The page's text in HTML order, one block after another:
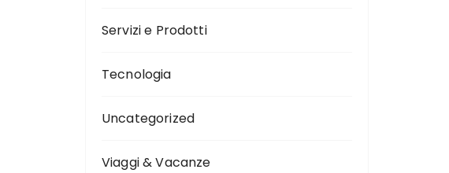
Servizi e Prodotti
Tecnologia
Uncategorized
Viaggi & Vacanze